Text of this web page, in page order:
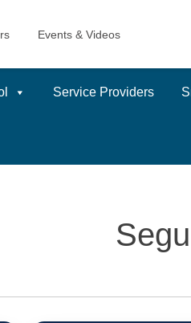
Service Providers